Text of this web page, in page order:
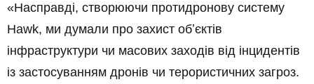
«Насправді, створюючи протидронову систему
Hawk, ми думали про захист обʼєктів
інфраструктури чи масових заходів від інцидентів
із застосуванням дронів чи терористичних загроз.